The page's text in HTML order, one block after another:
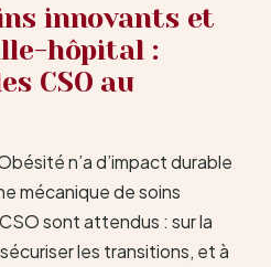
innovants et
hôpital :
CSO au
n’a d’impact durable
mécanique de soins
sont attendus : sur la
les transitions, et à